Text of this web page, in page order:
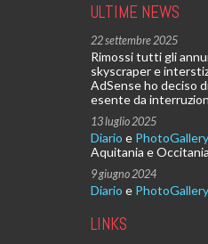
ULTIME NEWS
22 settembre 2025
Rimossi tutti gli
skyscraper e
AdSense ho deciso
esente da
13 luglio 2025
Diario e PhotoGallery
Aquitania e
9 giugno 2024
Diario e PhotoGallery
LINKS